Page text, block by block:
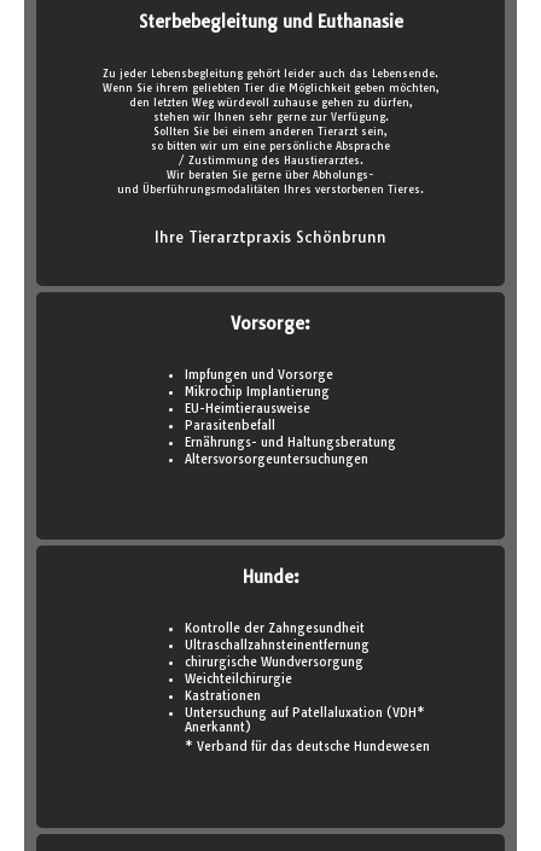
Sterbebegleitung und Euthanasie
Zu jeder Lebensbegleitung gehört leider auch das Lebensende.
Wenn Sie ihrem geliebten Tier die Möglichkeit geben möchten,
den letzten Weg würdevoll zuhause gehen zu dürfen,
stehen wir Ihnen sehr gerne zur Verfügung.
Sollten Sie bei einem anderen Tierarzt sein,
so bitten wir um eine persönliche Absprache
/ Zustimmung des Haustierarztes.
Wir beraten Sie gerne über Abholungs-
und Überführungsmodalitäten Ihres verstorbenen Tieres.
Ihre Tierarztpraxis Schönbrunn
Vorsorge:
Impfungen und Vorsorge
Mikrochip Implantierung
EU-Heimtierausweise
Parasitenbefall
Ernährungs- und Haltungsberatung
Altersvorsorgeuntersuchungen
Hunde:
Kontrolle der Zahngesundheit
Ultraschallzahnsteinentfernung
chirurgische Wundversorgung
Weichteilchirurgie
Kastrationen
Untersuchung auf Patellaluxation (VDH*
Anerkannt)
* Verband für das deutsche Hundewesen